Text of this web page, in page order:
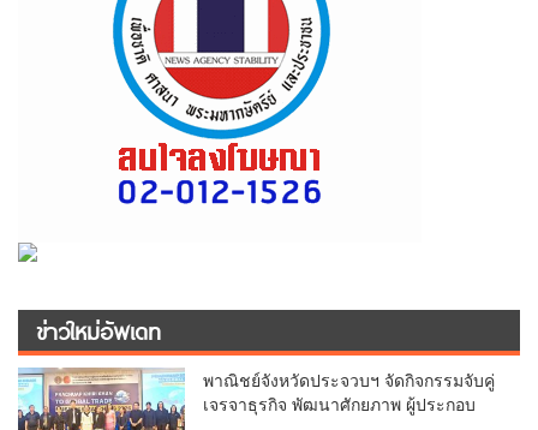
ข่าวใหม่อัพเดท
พาณิชย์จังหวัดประจวบฯ จัดกิจกรรมจับคู่
เจรจาธุรกิจ พัฒนาศักยภาพ ผู้ประกอบ